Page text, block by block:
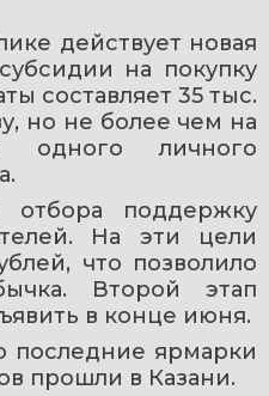
действует новая
на покупку
составляет 35 тыс.
но не более чем на
одного личного
отбора поддержку
На эти цели
что позволило
Второй этап
в конце июня.
последние ярмарки
прошли в Казани.